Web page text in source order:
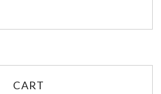
CART